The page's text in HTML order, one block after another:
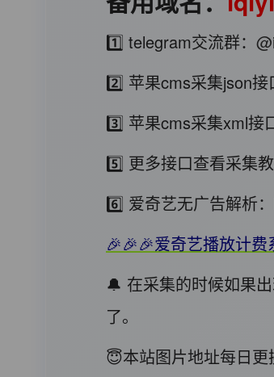
1️⃣ telegram交流群：
2️⃣ 苹果cms采集json接
3️⃣ 苹果cms采集xml接
5️⃣ 更多接口查看采集教
6️⃣ 爱奇艺无广告解析：
🎉🎉🎉爱奇艺播放计费
🔔 在采集的时候如果
了。
😇本站图片地址每日